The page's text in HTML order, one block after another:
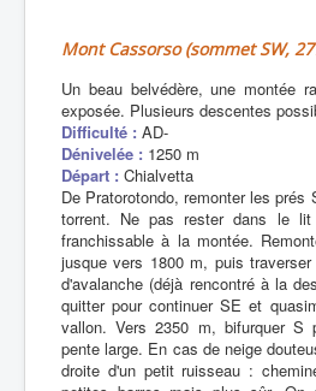
Mont Cassorso (sommet SW,
Un beau belvédère, une montée
exposée. Plusieurs descentes
Difficulté : AD-
Dénivelée : 1250 m
Départ : Chialvetta
De Pratorotondo, remonter les
torrent. Ne pas rester dans le lit
franchissable à la montée.
jusque vers 1800 m, puis
d'avalanche (déjà rencontré à la
quitter pour continuer SE et
vallon. Vers 2350 m, bifurquer S
pente large. En cas de neige
droite d'un petit ruisseau :